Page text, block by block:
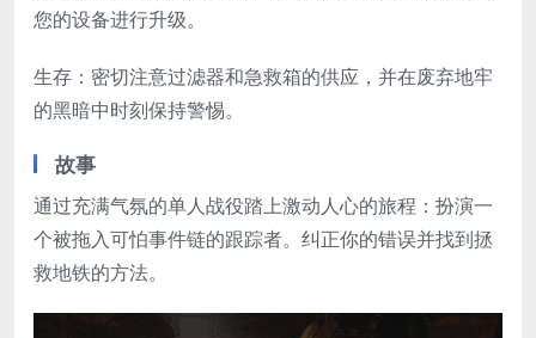
您的设备进行升级。
生存：密切注意过滤器和急救箱的供应，并在废弃地牢
的黑暗中时刻保持警惕。
故事
通过充满气氛的单人战役踏上激动人心的旅程：扮演一
个被拖入可怕事件链的跟踪者。纠正你的错误并找到拯
救地铁的方法。